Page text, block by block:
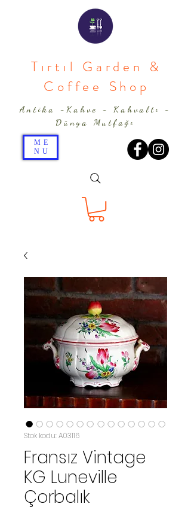
Tırtıl Garden &
Coffee Shop
ME
NU
Antika -Kahve - Kahvaltı -
Dünya Mutfağı
Stok kodu: A03116
Fransız Vintage
KG Luneville
Çorbalık